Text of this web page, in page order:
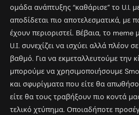
ομάδα ανάπτυξης “καθάρισε” το U.I.
αποδίδεται πιο αποτελεσματικά, με
έχουν περιοριστεί. Βέβαια, το meme
U.Ι. συνεχίζει να ισχύει αλλά πλέον
βαθμό. Για να εκμεταλλευτούμε την
μπορούμε να χρησιμοποιήσουμε
και σφυρίγματα που είτε θα
είτε θα τους τραβήξουν πιο κοντά
τελικό χτύπημα. Οποιαδήποτε